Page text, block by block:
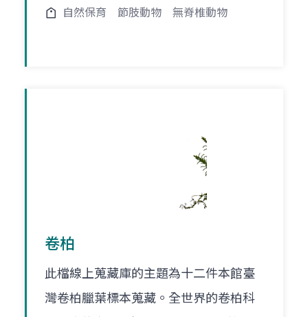
自然保育 節肢動物 無脊椎動物
卷柏
此檔線上蒐藏庫的主題為十二件本館臺
灣卷柏臘葉標本蒐藏。全世界的卷柏科